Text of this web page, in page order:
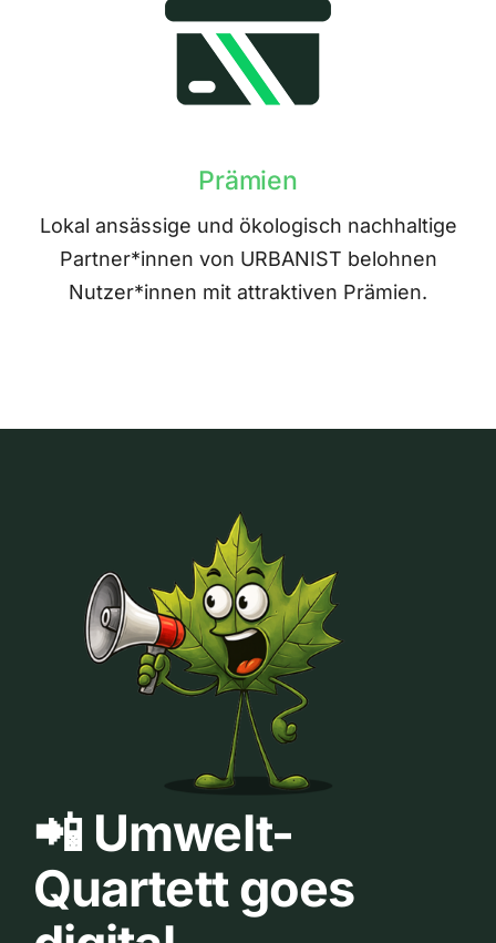
Prämien
Lokal ansässige und ökologisch nachhaltige
Partner*innen von URBANIST belohnen
Nutzer*innen mit attraktiven Prämien.
📲 Umwelt-
Quartett goes